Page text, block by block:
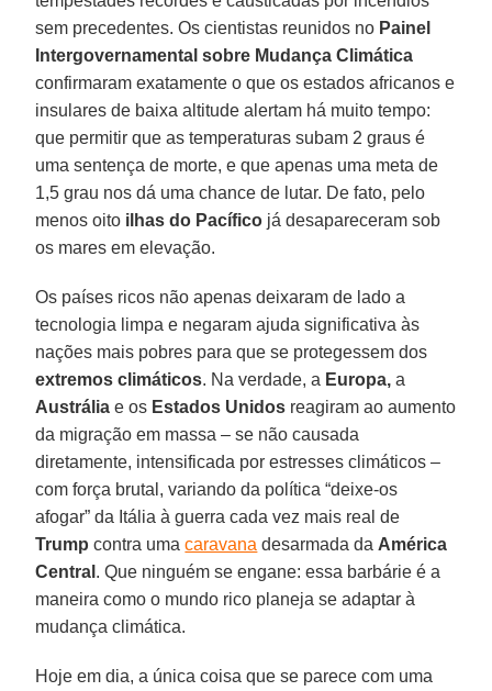
sem precedentes. Os cientistas reunidos no Painel
Intergovernamental sobre Mudança Climática
confirmaram exatamente o que os estados africanos e
insulares de baixa altitude alertam há muito tempo:
que permitir que as temperaturas subam 2 graus é
uma sentença de morte, e que apenas uma meta de
1,5 grau nos dá uma chance de lutar. De fato, pelo
menos oito ilhas do Pacífico já desapareceram sob
os mares em elevação.
Os países ricos não apenas deixaram de lado a
tecnologia limpa e negaram ajuda significativa às
nações mais pobres para que se protegessem dos
extremos climáticos. Na verdade, a Europa, a
Austrália e os Estados Unidos reagiram ao aumento
da migração em massa – se não causada
diretamente, intensificada por estresses climáticos –
com força brutal, variando da política “deixe-os
afogar” da Itália à guerra cada vez mais real de
Trump contra umacaravana desarmada da América
Central . Que ninguém se engane: essa barbárie é a
maneira como o mundo rico planeja se adaptar à
mudança climática.
Hoje em dia, a única coisa que se parece com uma